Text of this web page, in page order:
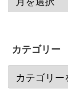
カテゴリー